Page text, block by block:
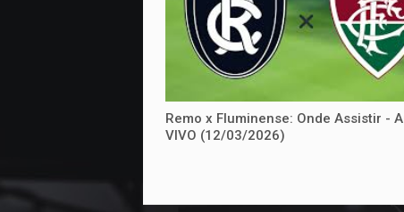
Remo x Fluminense: Onde Assistir -
VIVO (12/03/2026)